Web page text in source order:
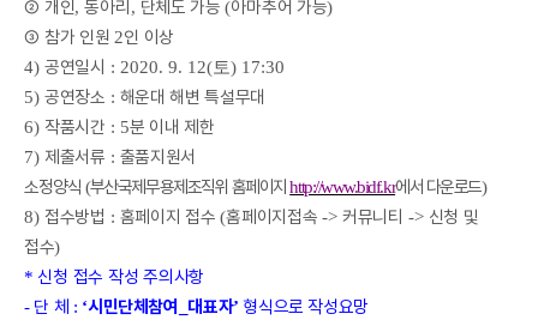
② 개인,동아리, 단체도 가능(아마추어 가능)
③ 참가 인원2인 이상
4) 공연일시 : 2020. 9. 12(토) 17:30
5) 공연장소 : 해운대 해변 특설무대
6) 작품시간 : 5분 이내 제한
7) 제출서류 : 출품지원서
소정양식(부산국제무용제조직위 홈페이지http://www.bidf.kr에서 다운로드)
8) 접수방법 : 홈페이지 접수(홈페이지접속->커뮤니티 -> 신청 및
접수)
* 신청 접수 작성 주의사항
- 단 체 : ‘시민단체참여 대표자’ 형식으로 작성요망